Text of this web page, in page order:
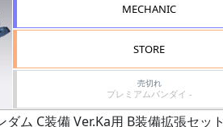
MECHANIC
STORE
売切れ
プレミアムバンダイ -
ム C装備 Ver.Ka用 B装備拡張セット